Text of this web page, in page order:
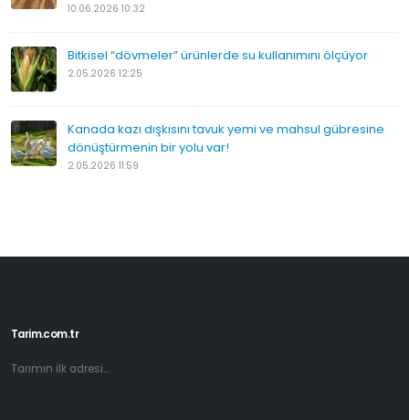
10.06.2026 10:32
Bitkisel “dövmeler” ürünlerde su kullanımını ölçüyor
2.05.2026 12:25
Kanada kazı dışkısını tavuk yemi ve mahsul gübresine
dönüştürmenin bir yolu var!
2.05.2026 11:59
Tarim.com.tr
Tarımın ilk adresi...